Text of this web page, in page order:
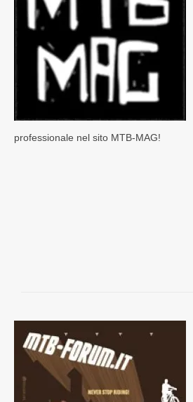
professionale nel sito MTB-MAG!